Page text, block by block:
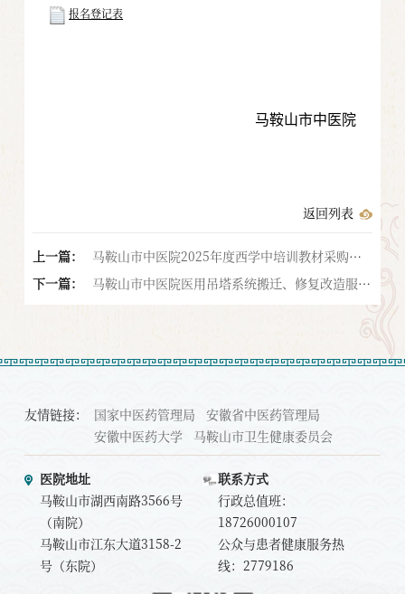
报名登记表
马鞍山市中医院
返回列表
上一篇：
马鞍山市中医院2025年度西学中培训教材采购项
目招标公告
下一篇：
马鞍山市中医院医用吊塔系统搬迁、修复改造服务
采购项目标前公示
友情链接： 国家中医药管理局
安徽省中医药管理局
安徽中医药大学
马鞍山市卫生健康委员会
医院地址
马鞍山市湖西南路3566号
（南院）
马鞍山市江东大道3158-2
号（东院）
联系方式
行政总值班：
18726000107
公众与患者健康服务热
线：2779186